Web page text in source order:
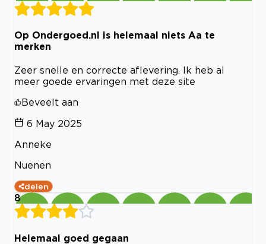
Op Ondergoed.nl is helemaal niets Aa te
merken
Zeer snelle en correcte aflevering. Ik heb al
meer goede ervaringen met deze site
Beveelt aan
6 May 2025
Anneke
Nuenen
delen
8
Helemaal goed gegaan